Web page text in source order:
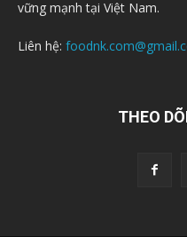
vững mạnh tại Việt Nam.
Liên hệ:
THEO